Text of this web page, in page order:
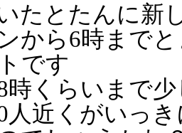
たとたんに新
から6時まで
です
時くらいまで
人近くがいっ